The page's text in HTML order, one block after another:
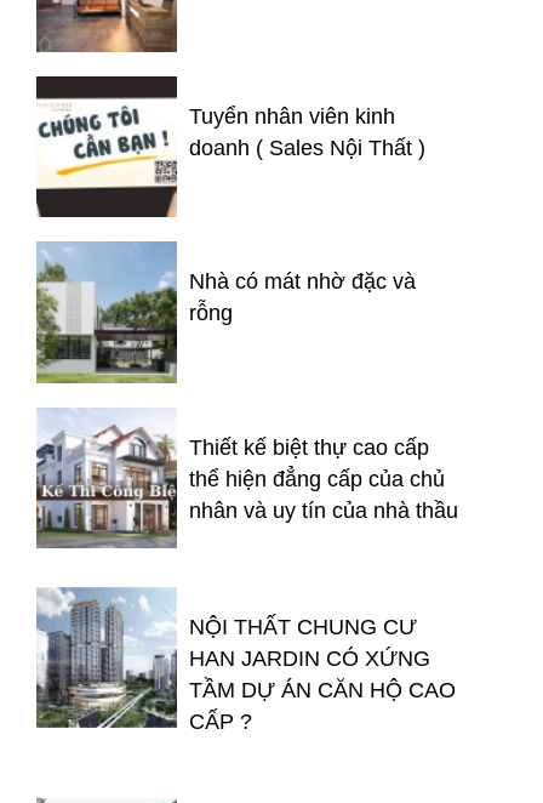
Tuyển nhân viên kinh
doanh ( Sales Nội Thất )
Nhà có mát nhờ đặc và
rỗng
Thiết kế biệt thự cao cấp
thể hiện đẳng cấp của chủ
nhân và uy tín của nhà thầu
NỘI THẤT CHUNG CƯ
HAN JARDIN CÓ XỨNG
TẦM DỰ ÁN CĂN HỘ CAO
CẤP ?